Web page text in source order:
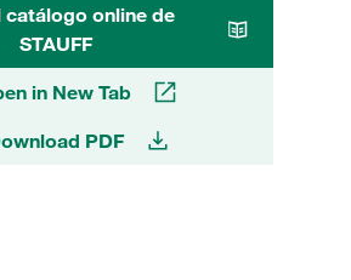
catálogo online de
STAUFF
in New Tab
PDF